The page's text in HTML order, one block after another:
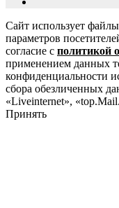
Сайт использует
параметров
согласие с политикой
применением данных
конфиденциальности
сбора обезличенных
«Liveinternet»,
Принять